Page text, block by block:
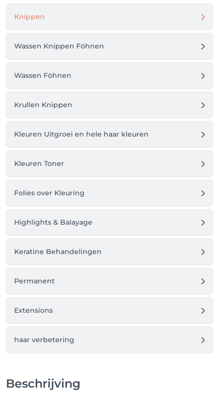
brengen jouw visie tot leven met passie, precisie en
te stralen, elke dag opnieuw.
Knippen
Wassen Knippen Föhnen
Wassen Föhnen
Krullen Knippen
Kleuren Uitgroei en hele haar kleuren
Kleuren Toner
Folies over Kleuring
Highlights & Balayage
Keratine Behandelingen
Permanent
Extensions
haar verbetering
Beschrijving